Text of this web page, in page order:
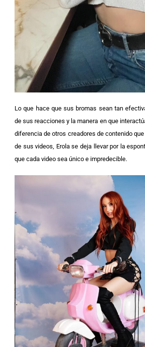
Lo que hace que sus bromas sean tan
de sus reacciones y la manera en que
diferencia de otros creadores de contenido
de sus videos, Erola se deja llevar por la
que cada video sea único e impredecible.